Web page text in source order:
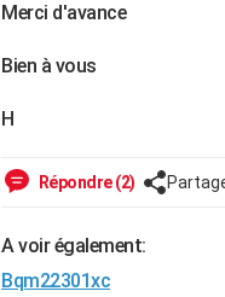
Merci d'avance
Bien à vous
H
Répondre (2)
A voir également:
Bqm22301xc